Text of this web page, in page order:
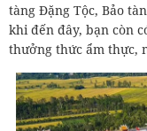
tàng Đặng Tộc, Bảo
khi đến đây, bạn còn
thưởng thức ẩm thực,